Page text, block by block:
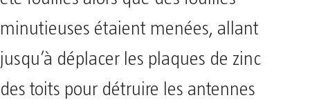
minutieuses étaient menées, allant
jusqu’à déplacer les plaques de zinc
des toits pour détruire les antennes